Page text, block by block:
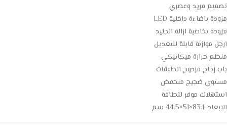
تصميم فريد وعصري
مزودة باضاءة داخلية LED
مزوده بخاصية ازالة الجليد
ارجل موازنة قابلة للتعديل
منظم حرارة ميكانيكي
باب زجاج مزدوج الطبقات
مستوي ضجيج منخفض
استهلاك موفر للطاقة
الابعاد :83.1×51×44.5 سم